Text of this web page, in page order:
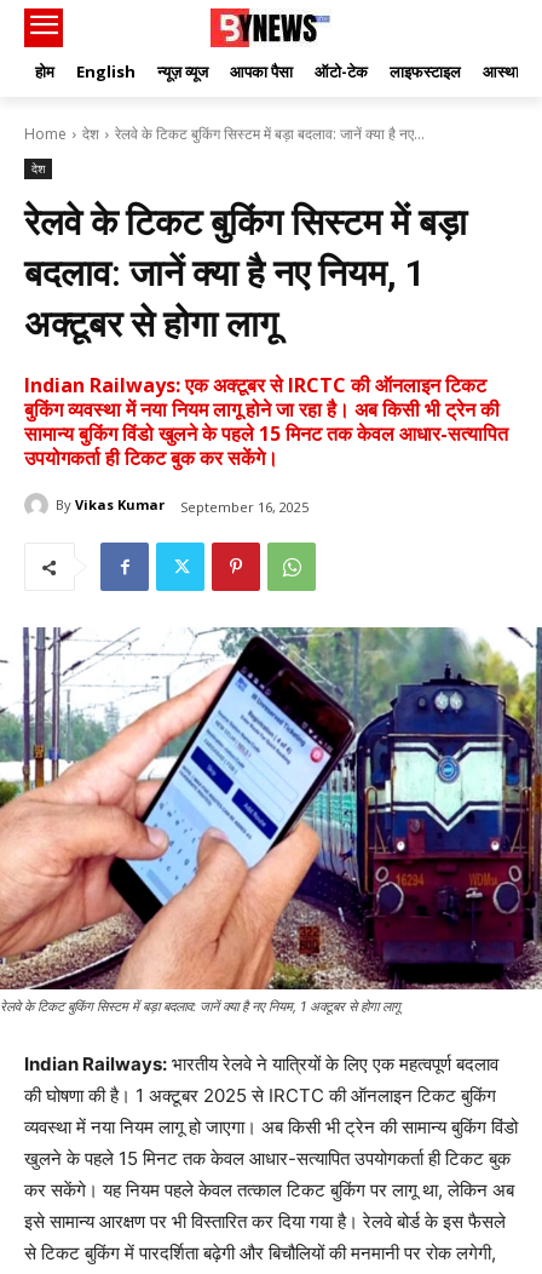
होम English न्यूज़ व्यूज आपका पैसा ऑटो-टेक लाइफस्टाइल आस्था
Home देश रेलवे के टिकट बुकिंग सिस्टम में बड़ा बदलाव: जानें क्या है नए...
देश
रेलवे के टिकट बुकिंग सिस्टम में बड़ा
बदलाव: जानें क्या है नए नियम, 1
अक्टूबर से होगा लागू
Indian Railways: एक अक्टूबर से IRCTC की ऑनलाइन टिकट
बुकिंग व्यवस्था में नया नियम लागू होने जा रहा है। अब किसी भी ट्रेन की
सामान्य बुकिंग विंडो खुलने के पहले 15 मिनट तक केवल आधार-सत्यापित
उपयोगकर्ता ही टिकट बुक कर सकेंगे।
By Vikas Kumar September 16, 2025
रेलवे के टिकट बुकिंग सिस्टम में बड़ा बदलाव: जानें क्या है नए नियम, 1 अक्टूबर से होगा लागू
Indian Railways: भारतीय रेलवे ने यात्रियों के लिए एक महत्वपूर्ण बदलाव
की घोषणा की है। 1 अक्टूबर 2025 से IRCTC की ऑनलाइन टिकट बुकिंग
व्यवस्था में नया नियम लागू हो जाएगा। अब किसी भी ट्रेन की सामान्य बुकिंग विंडो
खुलने के पहले 15 मिनट तक केवल आधार-सत्यापित उपयोगकर्ता ही टिकट बुक
कर सकेंगे। यह नियम पहले केवल तत्काल टिकट बुकिंग पर लागू था, लेकिन अब
इसे सामान्य आरक्षण पर भी विस्तारित कर दिया गया है। रेलवे बोर्ड के इस फैसले
से टिकट बुकिंग में पारदर्शिता बढ़ेगी और बिचौलियों की मनमानी पर रोक लगेगी,